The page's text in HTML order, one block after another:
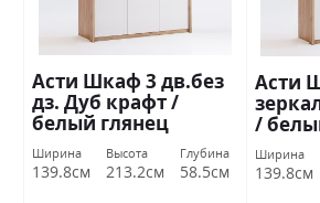
Асти Шкаф 3 дв.без
дз. Дуб крафт /
белый глянец
Миромарк
Ширина
139.8см
Высота
213.2см
Глубина
58.5см
Асти
/
Ширина
139.8см